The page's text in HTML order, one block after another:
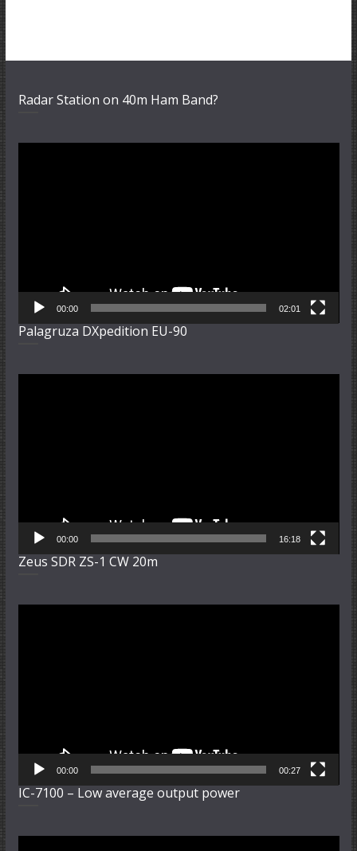
Radar Station on 40m Ham Band?
00:00 02:01
Palagruza DXpedition EU-90
00:00 16:18
Zeus SDR ZS-1 CW 20m
00:00 00:27
IC-7100 – Low average output power